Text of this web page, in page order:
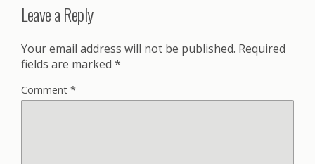
Leave a Reply
Your email address will not be published. Required
fields are marked *
Comment *